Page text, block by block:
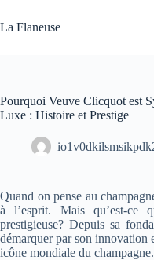
au
contenu
La Flaneuse
Pourquoi Veuve Clicquot est
Luxe : Histoire et Prestige
Quand on pense au
à l’esprit. Mais qu’est-ce
prestigieuse? Depuis sa
démarquer par son innovation
icône mondiale du champagne.